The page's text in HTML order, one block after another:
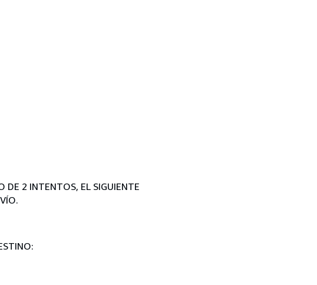
DE 2 INTENTOS, EL SIGUIENTE